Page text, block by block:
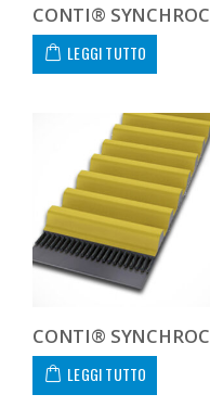
LEGGI TUTTO
LEGGI TUTTO